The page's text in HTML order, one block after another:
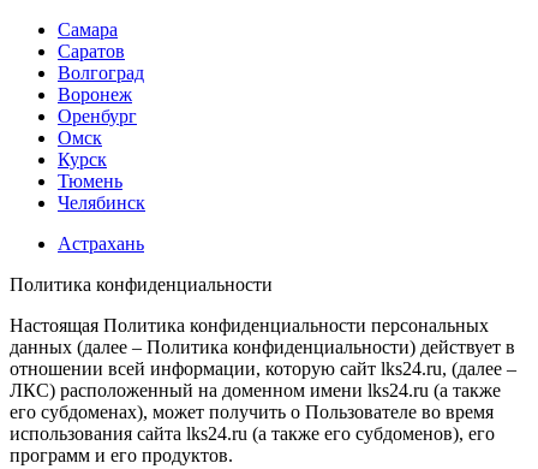
Самара
Саратов
Волгоград
Воронеж
Оренбург
Омск
Курск
Тюмень
Челябинск
Астрахань
Политика конфиденциальности
Настоящая Политика конфиденциальности персональных
данных (далее – Политика конфиденциальности) действует в
отношении всей информации, которую сайт lks24.ru, (далее –
ЛКС) расположенный на доменном имени lks24.ru (а также
его субдоменах), может получить о Пользователе во время
использования сайта lks24.ru (а также его субдоменов), его
программ и его продуктов.